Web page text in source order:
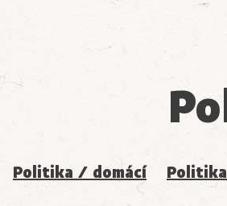
Politika / domácí